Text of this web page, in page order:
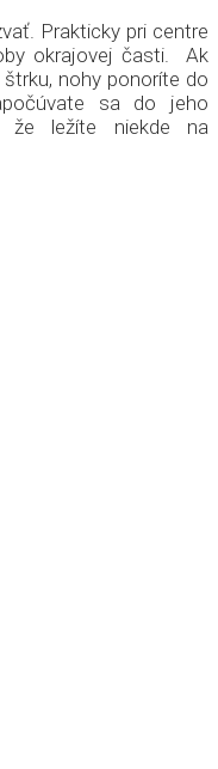
Prakticky pri centre
okrajovej časti. Ak
nohy ponoríte do
sa do jeho
že ležíte niekde na